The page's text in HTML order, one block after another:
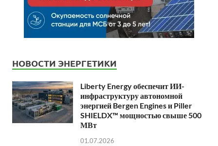
НОВОСТИ ЭНЕРГЕТИКИ
Liberty Energy обеспечит ИИ-
инфраструктуру автономной
энергией Bergen Engines и Piller
SHIELDX™ мощностью свыше 500
МВт
01.07.2026